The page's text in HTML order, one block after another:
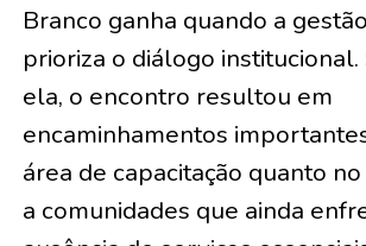
Branco ganha quando a
prioriza o diálogo
ela, o encontro resultou em
encaminhamentos
área de capacitação quanto
a comunidades que ainda